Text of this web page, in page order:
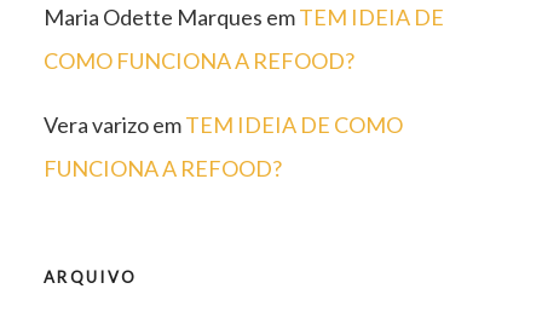
Maria Odette Marques emTEM IDEIA DE
COMO FUNCIONA A REFOOD?
Vera varizoemTEM IDEIA DE COMO
FUNCIONA A REFOOD?
ARQUIVO